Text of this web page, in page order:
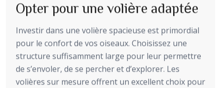
Opter pour une volière adaptée
Investir dans une volière spacieuse est primordial
pour le confort de vos oiseaux. Choisissez une
structure suffisamment large pour leur permettre
de s’envoler, de se percher et d’explorer. Les
volières sur mesure offrent un excellent choix pour